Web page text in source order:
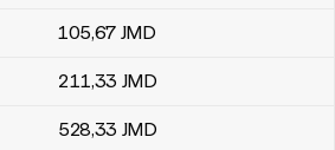
105,67 JMD
211,33 JMD
528,33 JMD